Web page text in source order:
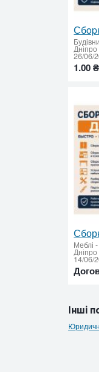
26/06/
1.00 ₴
Меблі -
14/06/
Інші